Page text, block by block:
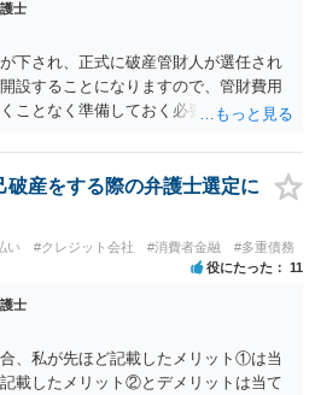
士
下され、正式に破産管財人が選任され
設することになりますので、管財費用
ことなく準備しておく必要がありま
破産をする際の弁護士選定に
い #クレジット会社 #消費者金融 #多重債務
役にたった 11
士
、私が先ほど記載したメリット①は当
載したメリット②とデメリットは当て